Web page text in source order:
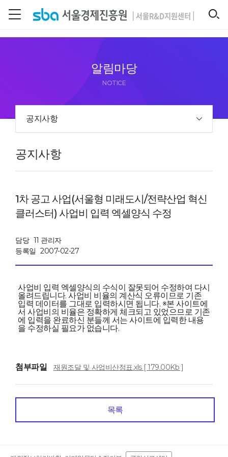
알림마당
NOTICE
공지사항
공지사항
1차 공고 사업(서울형 미래도시/전략산업 혁신
클러스터) 사업비 입력 엑셀양식 수정
담당 11 관리자
등록일 2007-02-27
사업비 입력 엑셀양식의 수식이 잘못되어 수정하여 다시
올려드립니다. 사업비 비율의 계산식 오류이므로 기존
입력 데이터를 그대로 입력하시면 됩니다. ※본 사이트에
서 사업비의 비율은 정확하게 체크되고 있었으므로 기존
에 입력을 완료하신 분들께 서는 사이트에 입력한 내용
을 수정하실 필요가 없습니다.
첨부파일 재원조달 및 사업비산정표.xls [ 179.00Kb ]
목록